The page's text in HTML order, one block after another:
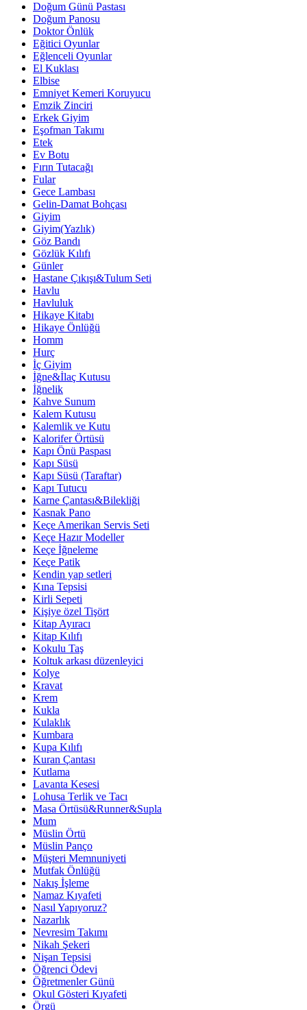
Doğum Günü Pastası
Doğum Panosu
Doktor Önlük
Eğitici Oyunlar
Eğlenceli Oyunlar
El Kuklası
Elbise
Emniyet Kemeri Koruyucu
Emzik Zinciri
Erkek Giyim
Eşofman Takımı
Etek
Ev Botu
Fırın Tutacağı
Fular
Gece Lambası
Gelin-Damat Bohçası
Giyim
Giyim(Yazlık)
Göz Bandı
Gözlük Kılıfı
Günler
Hastane Çıkışı&Tulum Seti
Havlu
Havluluk
Hikaye Kitabı
Hikaye Önlüğü
Homm
Hurç
İç Giyim
İğne&İlaç Kutusu
İğnelik
Kahve Sunum
Kalem Kutusu
Kalemlik ve Kutu
Kalorifer Örtüsü
Kapı Önü Paspası
Kapı Süsü
Kapı Süsü (Taraftar)
Kapı Tutucu
Karne Çantası&Bilekliği
Kasnak Pano
Keçe Amerikan Servis Seti
Keçe Hazır Modeller
Keçe İğneleme
Keçe Patik
Kendin yap setleri
Kına Tepsisi
Kirli Sepeti
Kişiye özel Tişört
Kitap Ayıracı
Kitap Kılıfı
Kokulu Taş
Koltuk arkası düzenleyici
Kolye
Kravat
Krem
Kukla
Kulaklık
Kumbara
Kupa Kılıfı
Kuran Çantası
Kutlama
Lavanta Kesesi
Lohusa Terlik ve Tacı
Masa Örtüsü&Runner&Supla
Mum
Müslin Örtü
Müslin Panço
Müşteri Memnuniyeti
Mutfak Önlüğü
Nakış İşleme
Namaz Kıyafeti
Nasıl Yapıyoruz?
Nazarlık
Nevresim Takımı
Nikah Şekeri
Nişan Tepsisi
Öğrenci Ödevi
Öğretmenler Günü
Okul Gösteri Kıyafeti
Örgü